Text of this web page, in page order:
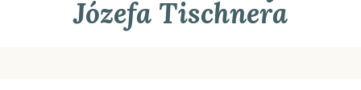
Józefa Tischnera